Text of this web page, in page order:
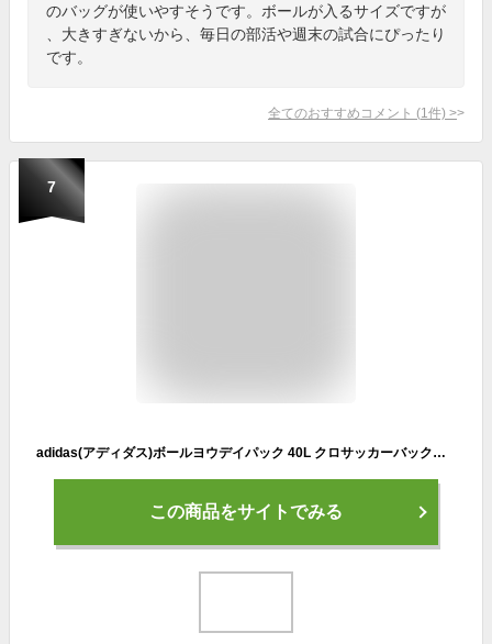
のバッグが使いやすそうです。ボールが入るサイズですが
、大きすぎないから、毎日の部活や週末の試合にぴったり
です。
全てのおすすめコメント (1 件) >
7
adidas(アディダス)ボールヨウデイパック 40L クロサッカーバックパック(adp48bk)
この商品をサイトでみる